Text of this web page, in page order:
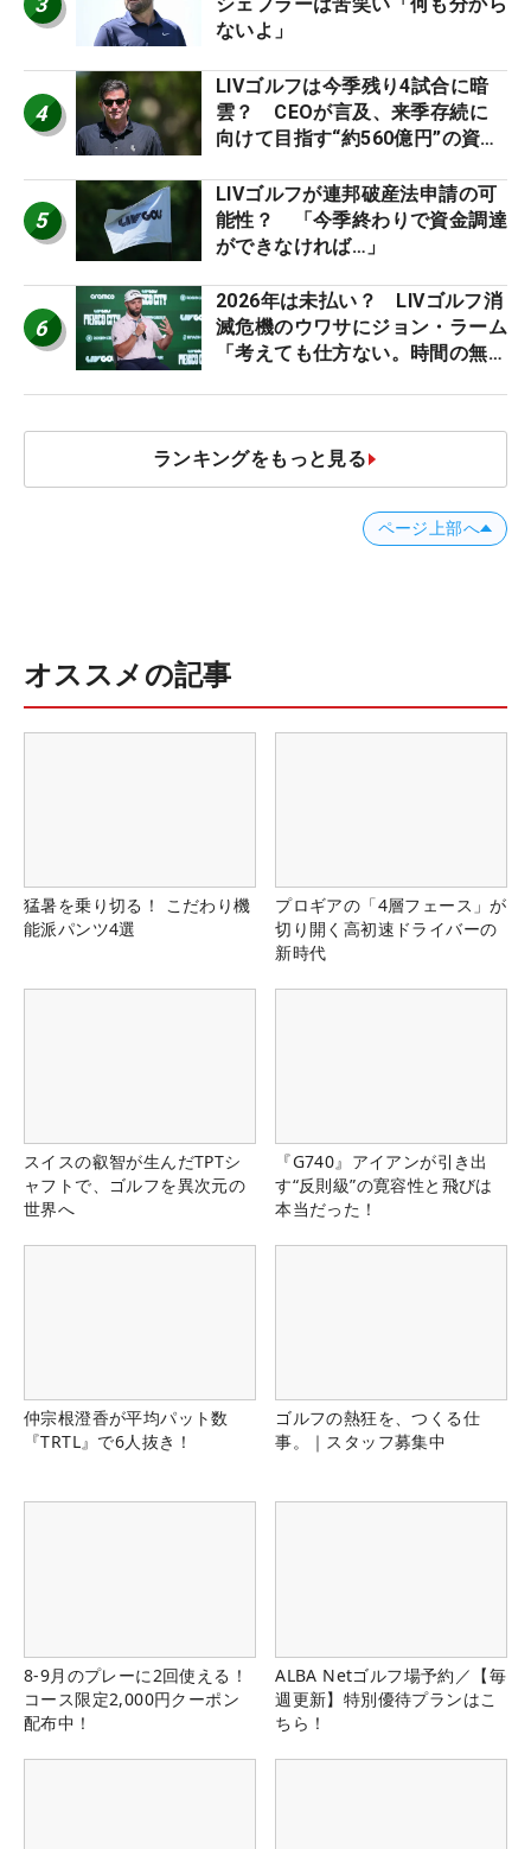
ないよ」
4
LIVゴルフは今季残り4試合に暗
雲？ CEOが言及、来季存続に
向けて目指す“約560億円”の資金
5
LIVゴルフが連邦破産法申請の可
能性？ 「今季終わりで資金調達
ができなければ…」
6
2026年は未払い？ LIVゴルフ消
滅危機のウワサにジョン・ラーム
「考えても仕方ない。時間の無
ランキングをもっと見る
ページ上部へ
オススメの記事
猛暑を乗り切る！ こだわり機
能派パンツ4選
プロギアの「4層フェース」が
切り開く高初速ドライバーの
新時代
スイスの叡智が生んだTPTシ
ャフトで、ゴルフを異次元の
世界へ
『G740』アイアンが引き出
す“反則級”の寛容性と飛びは
本当だった！
仲宗根澄香が平均パット数
『TRTL』で6人抜き！
ゴルフの熱狂を、つくる仕
事。｜スタッフ募集中
8-9月のプレーに2回使える！
コース限定2,000円クーポン
配布中！
ALBA Netゴルフ場予約／【毎
週更新】特別優待プランはこ
ちら！